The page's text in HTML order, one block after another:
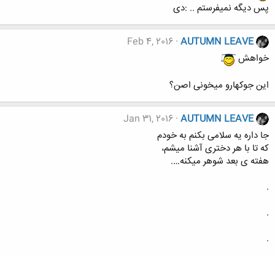
پس دیگه نمیفرستم .. :دی
AUTUMN LEAVE
Feb 4, 2016
خواهش
این جوکهارو میخونی اصن؟
AUTUMN LEAVE
Jan 31, 2016
جا داره یه سلامی بکنم به خودم
که تا با هر دختری آشنا میشم،
هفته ی بعد شوهر میکنه….
.
.
.